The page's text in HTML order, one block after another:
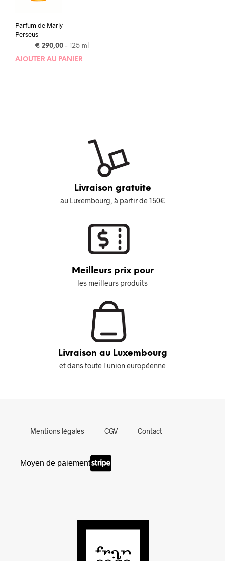
Parfum de Marly –
Perseus
€ 290,00 - 125 ml
AJOUTER AU PANIER
Livraison gratuite
au Luxembourg, à partir de 150€
Meilleurs prix pour
les meilleurs produits
Livraison au Luxembourg
et dans toute l'union européenne
Mentions légales CGV Contact
Moyen de paiement